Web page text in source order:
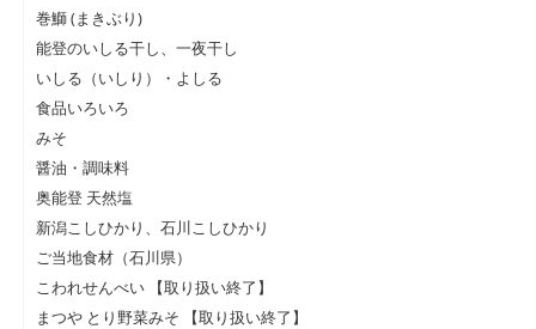
巻鰤 (まきぶり)
能登のいしる干し、一夜干し
いしる（いしり）・よしる
食品いろいろ
みそ
醤油・調味料
奥能登 天然塩
新潟こしひかり、石川こしひかり
ご当地食材（石川県）
こわれせんべい 【取り扱い終了】
まつや とり野菜みそ 【取り扱い終了】